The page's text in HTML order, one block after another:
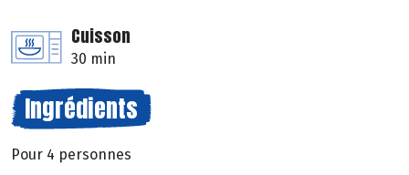
Cuisson
30 min
Ingrédients
Pour 4 personnes